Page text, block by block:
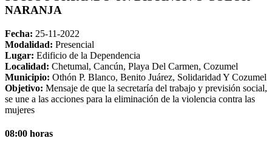
NARANJA
Fecha: 25-11-2022
Modalidad: Presencial
Lugar: Edificio de la Dependencia
Localidad: Chetumal, Cancún, Playa Del Carmen, Cozumel
Municipio: Othón P. Blanco, Benito Juárez, Solidaridad Y Cozumel
Objetivo: Mensaje de que la secretaría del trabajo y previsión social,
se une a las acciones para la eliminación de la violencia contra las
mujeres
08:00 horas